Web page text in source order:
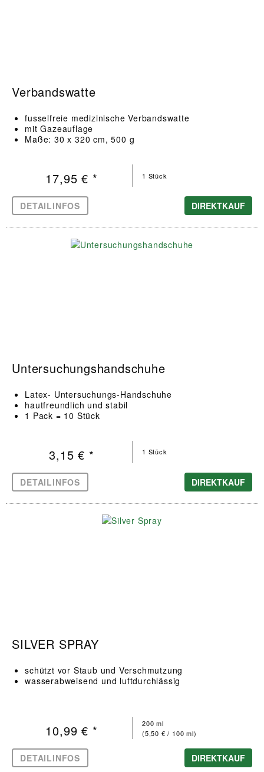
Verbandswatte
fusselfreie medizinische Verbandswatte
mit Gazeauflage
Maße: 30 x 320 cm, 500 g
1 Stück
17,95 € *
DETAILINFOS DIREKTKAUF
Untersuchungshandschuhe
Latex- Untersuchungs-Handschuhe
hautfreundlich und stabil
1 Pack = 10 Stück
1 Stück
3,15 € *
DETAILINFOS DIREKTKAUF
SILVER SPRAY
schützt vor Staub und Verschmutzung
wasserabweisend und luftdurchlässig
200 ml
(5,50 € / 100 ml)
10,99 € *
DETAILINFOS DIREKTKAUF